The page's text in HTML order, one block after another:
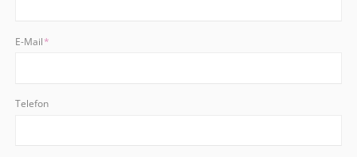
Pflichtfeld
E-Mail*
Telefon